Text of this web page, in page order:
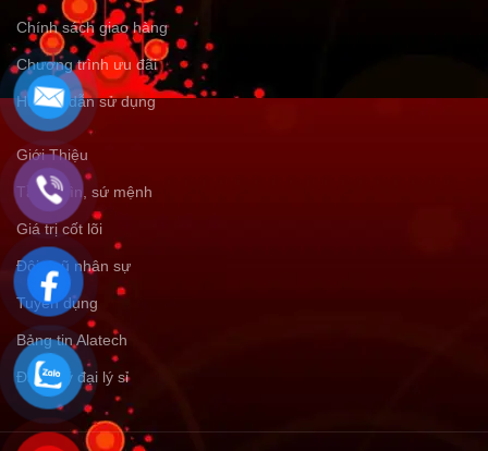
Chính sách giao hàng
Chương trình ưu đãi
Hướng dẫn sử dụng
Giới Thiệu
Tầm nhìn, sứ mệnh
Giá trị cốt lõi
Đội ngũ nhân sự
Tuyển dụng
Bảng tin Alatech
Đăng ký đại lý sỉ